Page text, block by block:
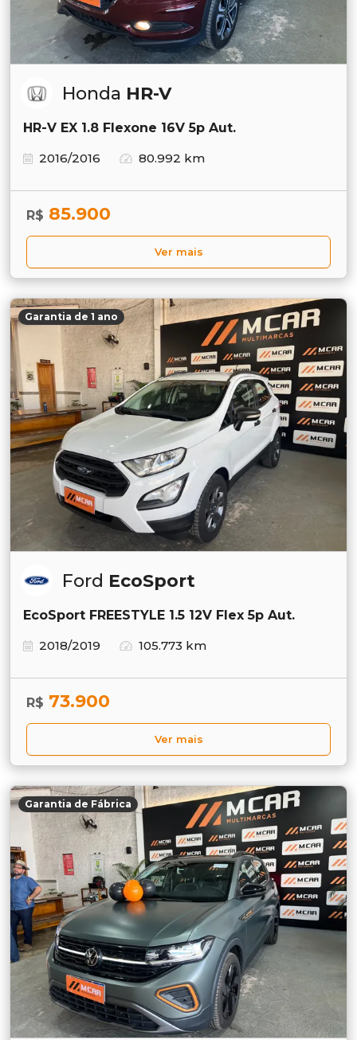
Honda HR-V
HR-V EX 1.8 Flexone 16V 5p Aut.
2016/2016
80.992 km
R$ 85.900
Ver mais
Garantia de 1 ano
Ford EcoSport
EcoSport FREESTYLE 1.5 12V Flex 5p Aut.
2018/2019
105.773 km
R$ 73.900
Ver mais
Garantia de Fábrica